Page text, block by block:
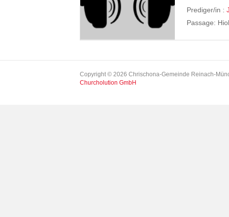
Prediger/in :
Passage:
Copyright © 2026 Chrischona-Gemeinde Reinach-
Churcholution GmbH